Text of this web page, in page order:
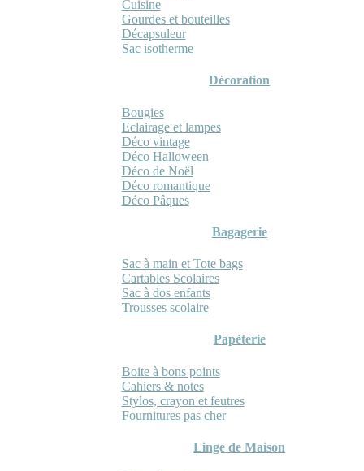
Cuisine
Gourdes et bouteilles
Décapsuleur
Sac isotherme
Décoration
Bougies
Eclairage et lampes
Déco vintage
Déco Halloween
Déco de Noël
Déco romantique
Déco Pâques
Bagagerie
Sac à main et Tote bags
Cartables Scolaires
Sac à dos enfants
Trousses scolaire
Papèterie
Boite à bons points
Cahiers & notes
Stylos, crayon et feutres
Fournitures pas cher
Linge de Maison